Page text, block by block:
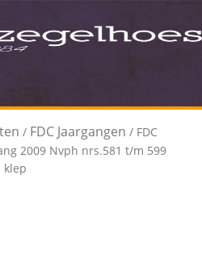
/ FDC Jaargangen / FDC
2009 Nvph nrs.581 t/m 599
klep